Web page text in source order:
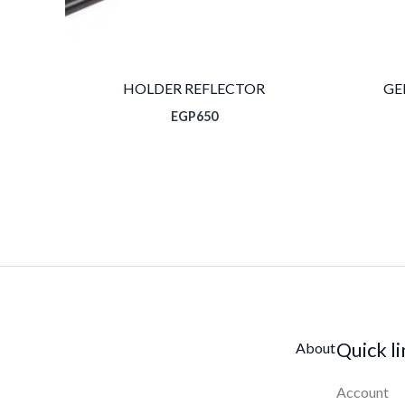
HOLDER REFLECTOR
EGP650
Quick
Account
About